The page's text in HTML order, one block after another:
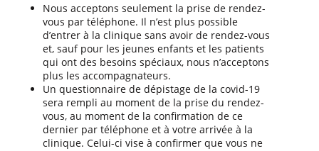
Nous acceptons seulement la prise de rendez-
vous par téléphone. Il n’est plus possible
d’entrer à la clinique sans avoir de rendez-vous
et, sauf pour les jeunes enfants et les patients
qui ont des besoins spéciaux, nous n’acceptons
plus les accompagnateurs.
Un questionnaire de dépistage de la covid-19
sera rempli au moment de la prise du rendez-
vous, au moment de la confirmation de ce
dernier par téléphone et à votre arrivée à la
clinique. Celui-ci vise à confirmer que vous ne